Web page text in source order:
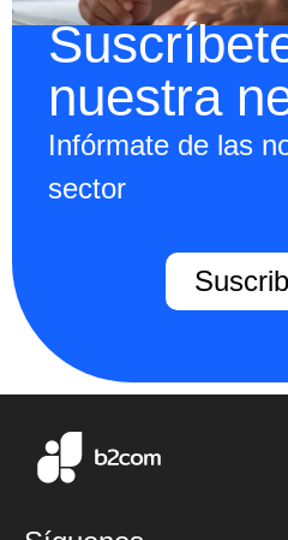
nuestra
Infórmate de las
sector